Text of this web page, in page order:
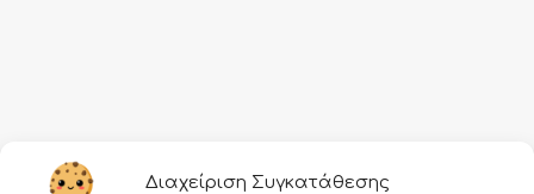
Διαχείριση Συγκατάθεσης
Πληροφορίες